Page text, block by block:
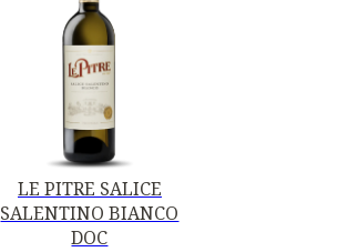
LE PITRE SALICE
SALENTINO BIANCO
DOC